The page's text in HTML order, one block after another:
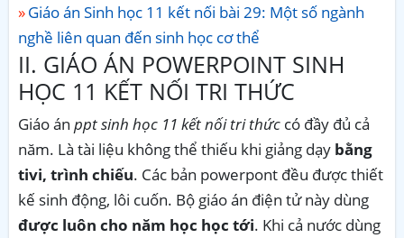
Giáo án Sinh học 11 kết nối bài 29: Một số ngành
nghề liên quan đến sinh học cơ thể
II. GIÁO ÁN POWERPOINT SINH
HỌC 11 KẾT NỐI TRI THỨC
Giáo án ppt sinh học 11 kết nối tri thức có đầy đủ cả
năm. Là tài liệu không thể thiếu khi giảng dạy bằng
tivi, trình chiếu. Các bản powerpont đều được thiết
kế sinh động, lôi cuốn. Bộ giáo án điện tử này dùng
được luôn cho năm học học tới. Khi cả nước dùng